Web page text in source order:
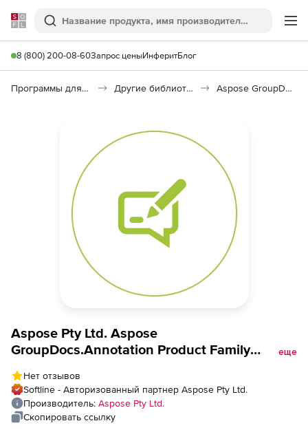
Softline
Поиск
8 (800) 200-08-60Запрос ценыИнферитБлог
Программы для программирования Другие библиотеки Aspose GroupDocs.Annotation Product Family
Aspose Pty Ltd. Aspose
GroupDocs.Annotation Product Family
еще
Нет отзывов
Softline - Авторизованный партнер Aspose Pty Ltd.
Производитель: Aspose Pty Ltd.
Скопировать ссылку